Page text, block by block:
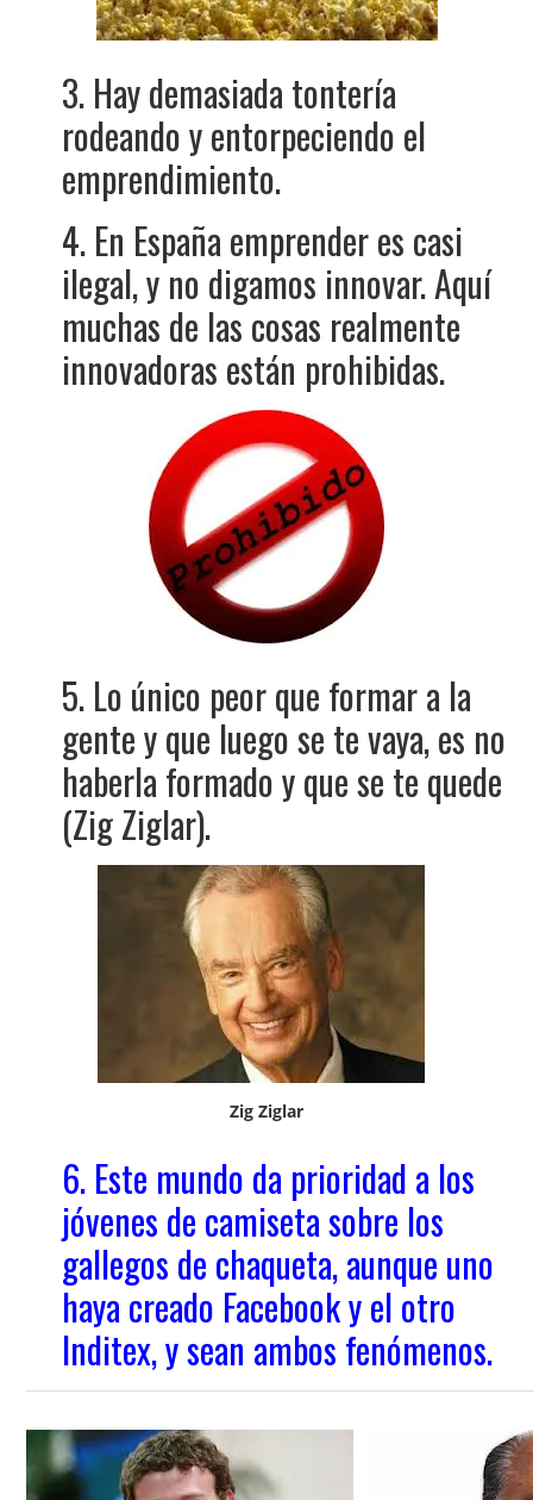
3. Hay demasiada tontería
rodeando y entorpeciendo el
emprendimiento.
4. En España emprender es casi
ilegal, y no digamos innovar. Aquí
muchas de las cosas realmente
innovadoras están prohibidas.
5. Lo único peor que formar a la
gente y que luego se te vaya, es no
haberla formado y que se te quede
(Zig Ziglar).
Zig Ziglar
6. Este mundo da prioridad a los
jóvenes de camiseta sobre los
gallegos de chaqueta, aunque uno
haya creado Facebook y el otro
Inditex, y sean ambos fenómenos.